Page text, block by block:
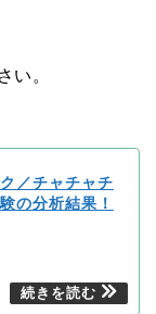
い。
／チャチャチ
の分析結果！